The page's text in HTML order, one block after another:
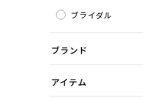
ブライダル
ブランド
アイテム